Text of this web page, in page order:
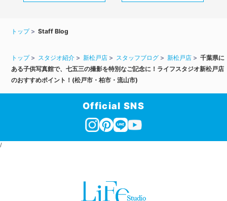
トップ Staff Blog
トップ スタジオ紹介 新松戸店 スタッフブログ 新松戸店
千葉県に
ある子供写真館で、七五三の撮影を特別なご記念に！ライフスタジオ新松戸店
のおすすめポイント！(松戸市・柏市・流山市)
Official SNS
/